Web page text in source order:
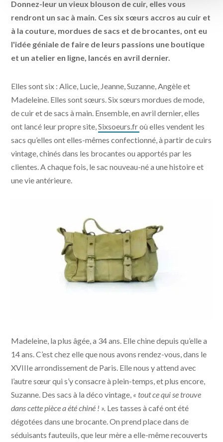
Donnez-leur un vieux blouson de cuir, elles vous
rendront un sac à main. Ces six sœurs accros au cuir et
à la couture, mordues de sacs et de brocantes, ont eu
l'idée géniale de faire de leurs passions une boutique
et un atelier en ligne, lancés en avril dernier.
Elles sont six : Alice, Lucie, Jeanne, Suzanne, Angèle et
Madeleine. Elles sont sœurs. Six sœurs mordues de mode,
de cuir et de sacs à main. Ensemble, en avril dernier, elles
ont lancé leur propre site,Sixsoeurs.froù elles vendent les
sacs qu’elles ont elles-mêmes confectionné, à partir de cuirs
vintage, chinés dans les brocantes ou apportés par les
clientes. A chaque fois, le sac nouveau-né a une histoire et
une vie antérieure.
Madeleine, la plus âgée, a 34 ans. Elle chine depuis qu’elle a
14 ans. C’est chez elle que nous avons rendez-vous, dans le
XVIIIe arrondissement de Paris. Elle nous y attend avec
l’autre sœur qui s’y consacre à plein-temps, et plus encore,
Suzanne. Des sacs à la déco vintage, « tout ce qui se trouve
dans cette pièce a été chiné ! ». Les tasses à café ont été
dégotées dans une brocante. On prend place dans de
séduisants fauteuils, que leur mère a elle-même recouverts